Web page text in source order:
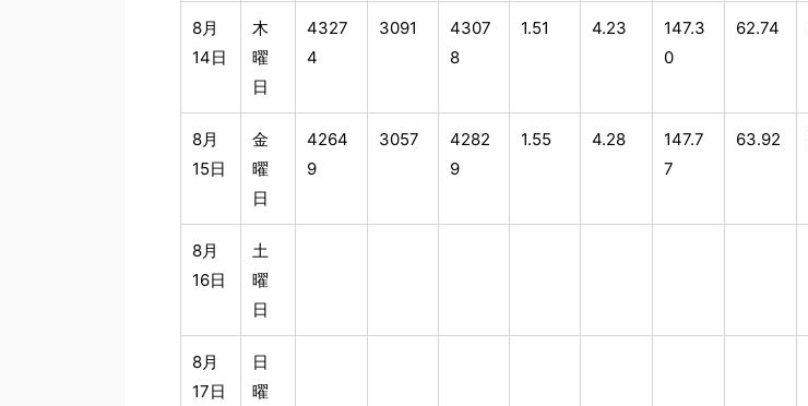
8月
14日
木
曜
日
4327
4
3091
4307
8
1.51 4.23
147.3
0
62.74
8月
15日
金
曜
日
4264
9
3057
4282
9
1.55 4.28
147.7
7
63.92
8月
16日
土
曜
日
8月
17日
日
曜